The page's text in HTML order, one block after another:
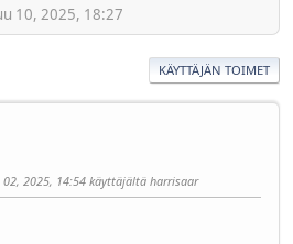
10, 2025, 18:27
KÄYTTÄJÄN TOIMET
02, 2025, 14:54 käyttäjältä harrisaar